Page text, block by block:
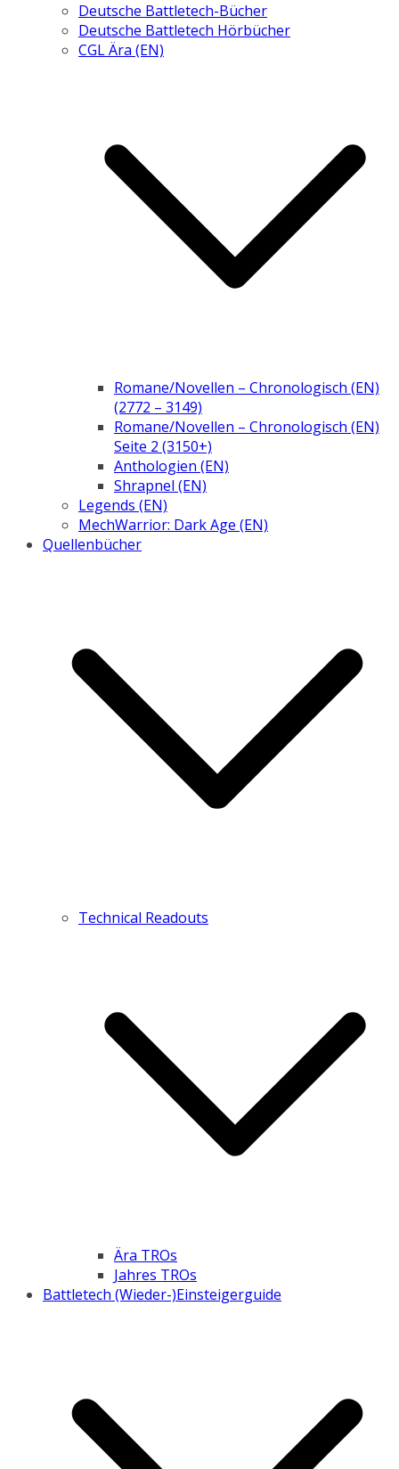
Deutsche Battletech-Bücher
Deutsche Battletech Hörbücher
CGL Ära (EN)
Romane/Novellen – Chronologisch (EN)
(2772 – 3149)
Romane/Novellen – Chronologisch (EN)
Seite 2 (3150+)
Anthologien (EN)
Shrapnel (EN)
Legends (EN)
MechWarrior: Dark Age (EN)
Quellenbücher
Technical Readouts
Ära TROs
Jahres TROs
Battletech (Wieder-)Einsteigerguide